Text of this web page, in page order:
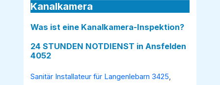
Kanalkamera
Was ist eine Kanalkamera-Inspektion?
24 STUNDEN NOTDIENST in Ansfelden
4052
Sanitär Installateur für Langenlebarn 3425,